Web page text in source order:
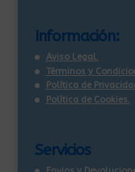
Información:
Aviso Legal.
Términos y
Política de
Política de Cookies.
Servicios